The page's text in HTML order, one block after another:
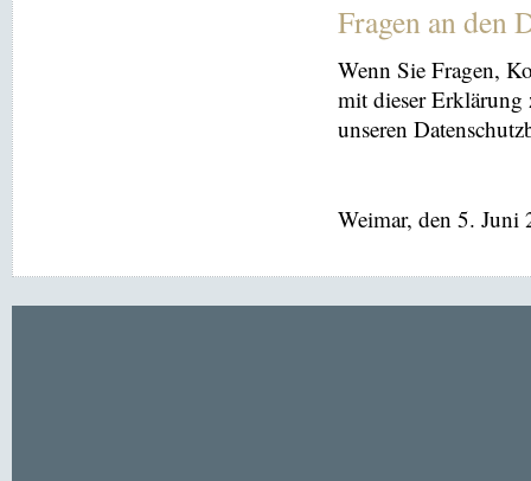
Fragen an den
Wenn Sie Fragen,
mit dieser Erklärung
unseren
Weimar, den 5. Juni